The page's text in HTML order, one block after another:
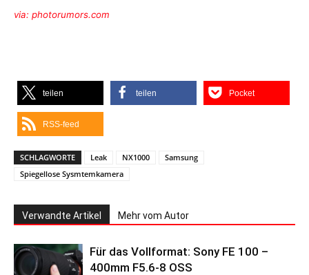
via: photorumors.com
teilen teilen Pocket
RSS-feed
SCHLAGWORTE Leak NX1000
Samsung
Spiegellose Sysmtemkamera
Verwandte Artikel Mehr vom Autor
Für das Vollformat: Sony FE 100 –
400mm F5.6-8 OSS